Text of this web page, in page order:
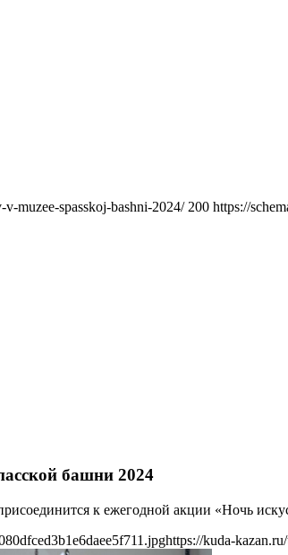
muzee-spasskoj-bashni-2024/ 200 https://
башни 2024
к ежегодной акции «Ночь
https://kuda-